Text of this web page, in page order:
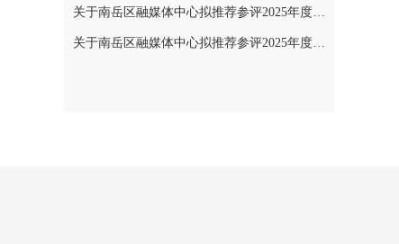
关于南岳区融媒体中心拟推荐参评2025年度“湖南广播电视奖”县融专项奖评选作品的公示
关于南岳区融媒体中心拟推荐参评2025年度湖南新闻奖作品的公示